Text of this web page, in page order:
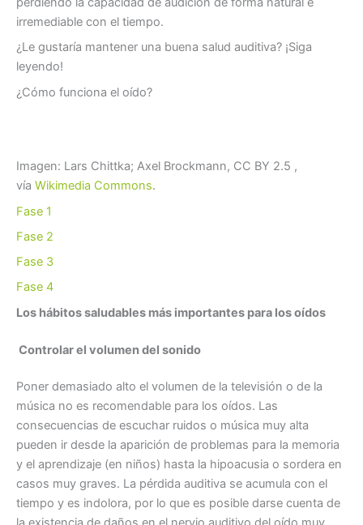
irremediable con el tiempo.
¿Le gustaría mantener una buena salud auditiva? ¡Siga
leyendo!
¿Cómo funciona el oído?
Imagen: Lars Chittka; Axel Brockmann, CC BY 2.5 ,
vía Wikimedia Commons.
Fase 1
Fase 2
Fase 3
Fase 4
Los hábitos saludables más importantes para los oídos
Controlar el volumen del sonido
Poner demasiado alto el volumen de la televisión o de la
música no es recomendable para los oídos. Las
consecuencias de escuchar ruidos o música muy alta
pueden ir desde la aparición de problemas para la memoria
y el aprendizaje (en niños) hasta la hipoacusia o sordera en
casos muy graves. La pérdida auditiva se acumula con el
tiempo y es indolora, por lo que es posible darse cuenta de